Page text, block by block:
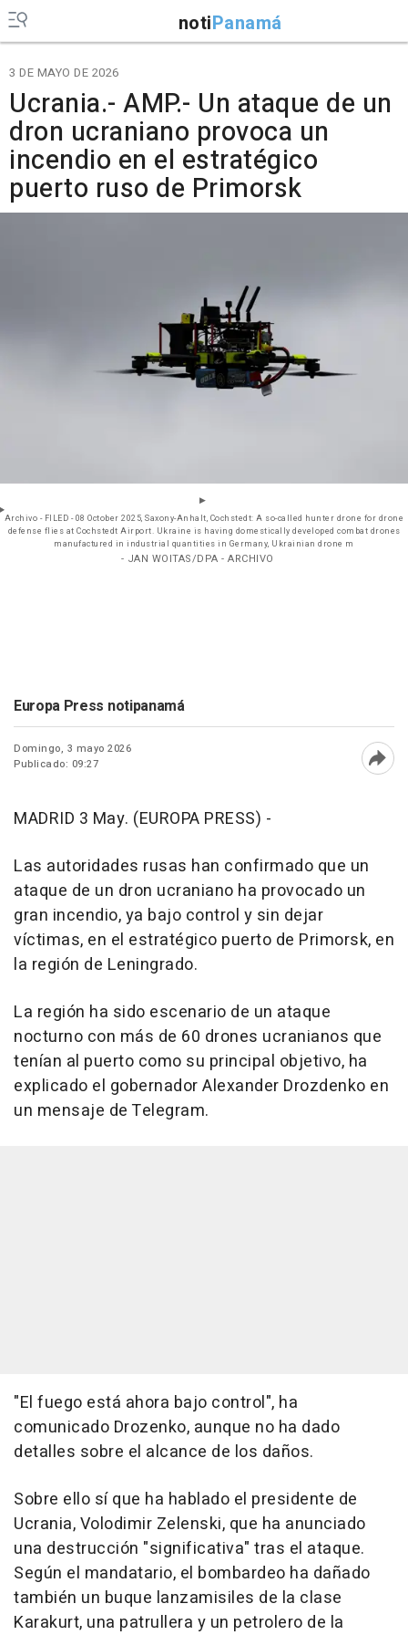
notiPanamá
3 DE MAYO DE 2026
Ucrania.- AMP.- Un ataque de un
dron ucraniano provoca un
incendio en el estratégico
puerto ruso de Primorsk
Archivo - FILED - 08 October 2025, Saxony-Anhalt, Cochstedt: A so-called hunter drone for drone
defense flies at Cochstedt Airport. Ukraine is having domestically developed combat drones
manufactured in industrial quantities in Germany, Ukrainian drone m
- JAN WOITAS/DPA - ARCHIVO
Europa Press notipanamá
Domingo, 3 mayo 2026
Publicado: 09:27
MADRID 3 May. (EUROPA PRESS) -
Las autoridades rusas han confirmado que un
ataque de un dron ucraniano ha provocado un
gran incendio, ya bajo control y sin dejar
víctimas, en el estratégico puerto de Primorsk, en
la región de Leningrado.
La región ha sido escenario de un ataque
nocturno con más de 60 drones ucranianos que
tenían al puerto como su principal objetivo, ha
explicado el gobernador Alexander Drozdenko en
un mensaje de Telegram.
"El fuego está ahora bajo control", ha
comunicado Drozenko, aunque no ha dado
detalles sobre el alcance de los daños.
Sobre ello sí que ha hablado el presidente de
Ucrania, Volodimir Zelenski, que ha anunciado
una destrucción "significativa" tras el ataque.
Según el mandatario, el bombardeo ha dañado
también un buque lanzamisiles de la clase
Karakurt, una patrullera y un petrolero de la